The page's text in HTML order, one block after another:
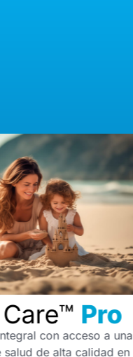
Pro
con acceso a una
salud de alta calidad en